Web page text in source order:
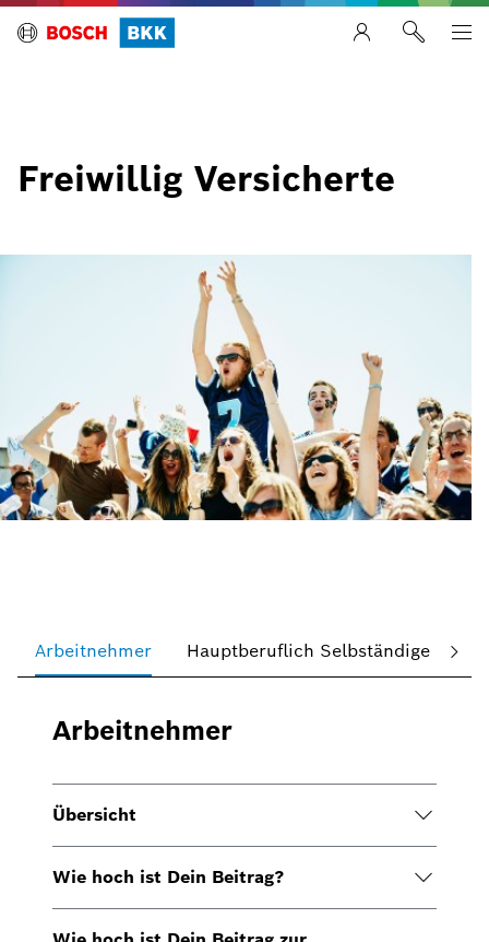
Freiwillig Versicherte
Arbeitnehmer Hauptberuflich Selbständige
Arbeitnehmer
Übersicht
Wie hoch ist Dein Beitrag?